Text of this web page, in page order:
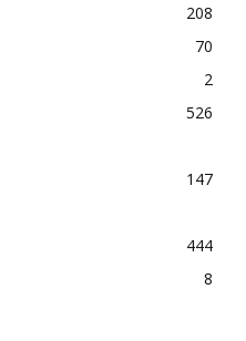
208
70
2
526
147
444
8